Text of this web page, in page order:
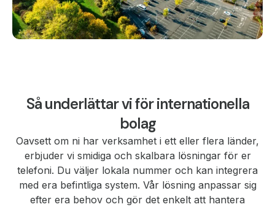
Så underlättar vi för internationella
bolag
Oavsett om ni har verksamhet i ett eller flera länder,
erbjuder vi smidiga och skalbara lösningar för er
telefoni. Du väljer lokala nummer och kan integrera
med era befintliga system. Vår lösning anpassar sig
efter era behov och gör det enkelt att hantera